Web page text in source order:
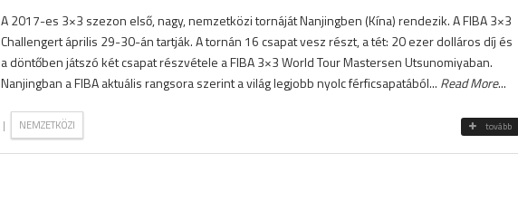
A 2017-es 3×3 szezon első, nagy, nemzetközi tornáját Nanjingben (Kína) rendezik. A FIBA 3×3
Challengert április 29-30-án tartják. A tornán 16 csapat vesz részt, a tét: 20 ezer dolláros díj és
a döntőben játszó két csapat részvétele a FIBA 3×3 World Tour Mastersen Utsunomiyaban.
Nanjingban a FIBA aktuális rangsora szerint a világ legjobb nyolc férficsapatából... Read More...
| NEMZETKÖZI tovább